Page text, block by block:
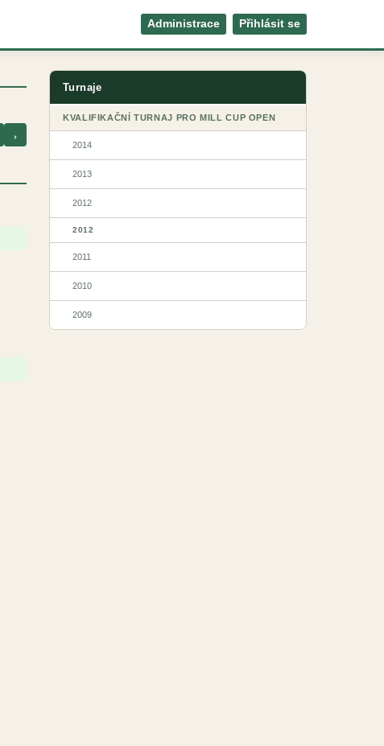
Administrace Přihlásit se
›
Turnaje
KVALIFIKAČNÍ TURNAJ PRO MILL CUP OPEN
2014
2013
2012
2012
2011
2010
2009